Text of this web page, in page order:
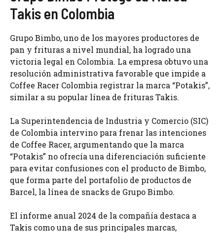
Takis en Colombia
Grupo Bimbo, uno de los mayores productores de
pan y frituras a nivel mundial, ha logrado una
victoria legal en Colombia. La empresa obtuvo una
resolución administrativa favorable que impide a
Coffee Racer Colombia registrar la marca “Potakis”,
similar a su popular línea de frituras Takis.
La Superintendencia de Industria y Comercio (SIC)
de Colombia intervino para frenar las intenciones
de Coffee Racer, argumentando que la marca
“Potakis” no ofrecía una diferenciación suficiente
para evitar confusiones con el producto de Bimbo,
que forma parte del portafolio de productos de
Barcel, la línea de snacks de Grupo Bimbo.
El informe anual 2024 de la compañía destaca a
Takis como una de sus principales marcas,